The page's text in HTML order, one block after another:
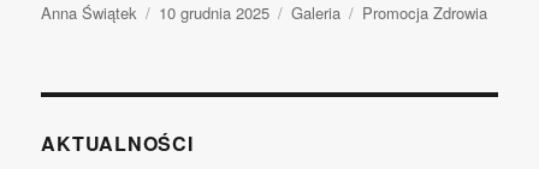
Autor
Anna Świątek Opublikowano
10 grudnia 2025
Format
Galeria Kategorie
Promocja Zdrowia
AKTUALNOŚCI